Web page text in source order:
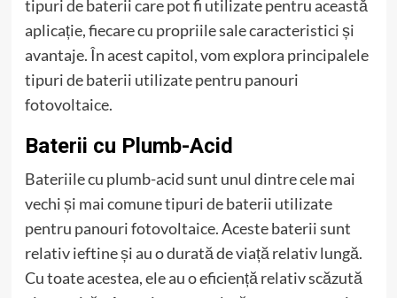
tipuri de baterii care pot fi utilizate pentru această
aplicație, fiecare cu propriile sale caracteristici și
avantaje. În acest capitol, vom explora principalele
tipuri de baterii utilizate pentru panouri
fotovoltaice.
Baterii cu Plumb-Acid
Bateriile cu plumb-acid sunt unul dintre cele mai
vechi și mai comune tipuri de baterii utilizate
pentru panouri fotovoltaice. Aceste baterii sunt
relativ ieftine și au o durată de viață relativ lungă.
Cu toate acestea, ele au o eficiență relativ scăzută